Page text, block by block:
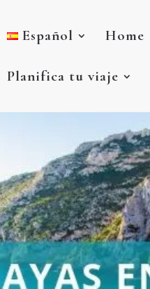
Español Home
Planifica tu viaje